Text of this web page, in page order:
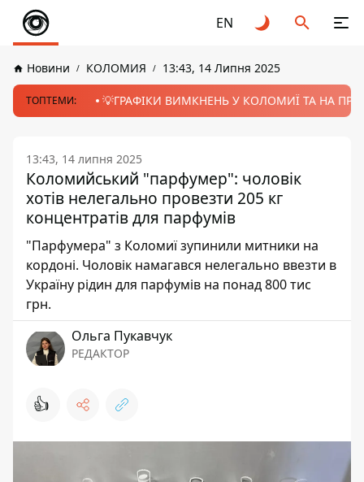
EN
Новини КОЛОМИЯ 13:43, 14 Липня 2025
ТОПТЕМИ: 💡ГРАФІКИ ВИМКНЕНЬ У КОЛОМИЇ ТА НА
13:43, 14 липня 2025
Коломийський "парфумер": чоловік
хотів нелегально провезти 205 кг
концентратів для парфумів
"Парфумера" з Коломиї зупинили митники на
кордоні. Чоловік намагався нелегально ввезти в
Україну рідин для парфумів на понад 800 тис
грн.
Ольга Пукавчук
РЕДАКТОР
👍